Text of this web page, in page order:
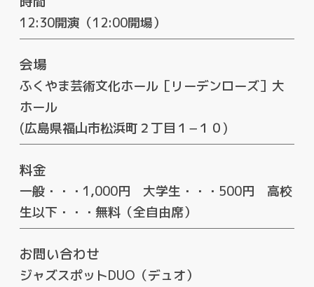
12:30開演（12:00開場）
会場
ふくやま芸術文化ホール［リーデンローズ］大
ホール
(広島県福山市松浜町２丁目１−１０)
料金
一般・・・1,000円 大学生・・・500円 高校
生以下・・・無料（全自由席）
お問い合わせ
ジャズスポットDUO（デュオ）